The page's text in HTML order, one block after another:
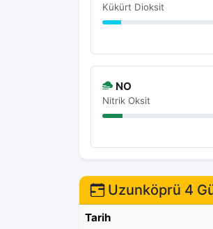
Kükürt Dioksit
NO
Nitrik Oksit
Uzunköprü 4
Tarih